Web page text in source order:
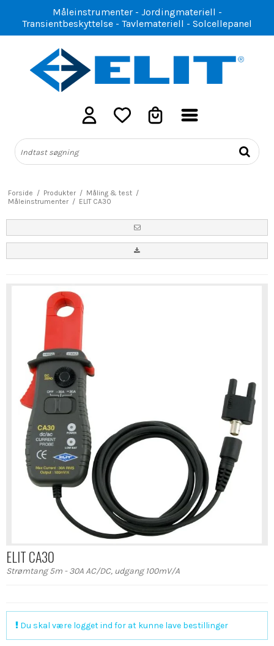
Måleinstrumenter - Jordingmateriell -
Transientbeskyttelse - Tavlemateriell - Solcellepanel
Forside / Produkter / Måling & test /
Måleinstrumenter / ELIT CA30
ELIT CA30
Strømtang 5m - 30A AC/DC, udgang 100mV/A
Du skal være logget ind for at kunne lave bestillinger